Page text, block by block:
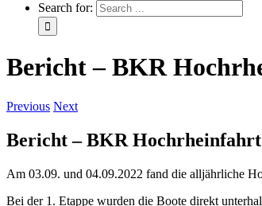
Search for:
Bericht – BKR
Previous Next
Bericht – BKR Hochrheinfahrt
Am 03.09. und 04.09.2022 fand die alljährliche
Bei der 1. Etappe wurden die Boote direkt